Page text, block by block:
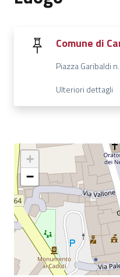
Comune di
Piazza Garibaldi
Ulteriori dettagli
+
−